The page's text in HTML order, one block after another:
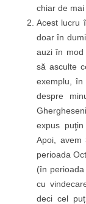
chiar de mai
Acest lucru
doar în
auzi în mod
să asculte
exemplu,
despre
expus
Apoi,
perioada
(în
cu
deci cel